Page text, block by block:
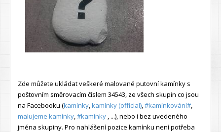
Zde můžete ukládat veškeré malované putovní kamínky s
poštovním směrovacím číslem 34543, ze všech skupin co jsou
na Facebooku (kamínky kamínky (official) #kamínkování#
malujeme kamínky #kamínky , ...), nebo i bez uvedeného
jména skupiny. Pro nahlášení pozice kamínku není potřeba